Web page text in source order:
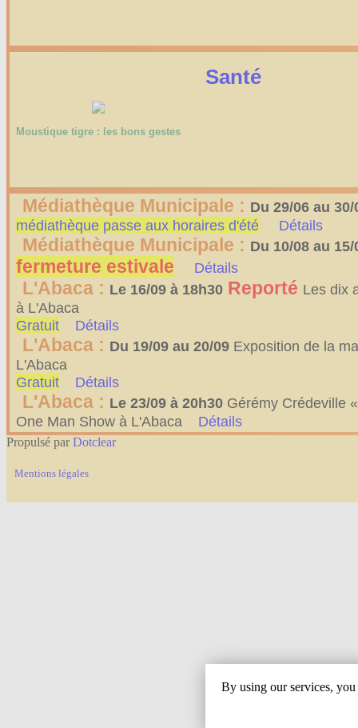
Santé
Moustique tigre : les bons gestes
Médiathèque Municipale : Du 29/06 au 30/
médiathèque passe aux horaires d'été
Détails
Médiathèque Municipale : Du 10/08 au 15/
fermeture estivale Détails
L'Abaca : Le 16/09 à 18h30 Reporté Les dix
à L'Abaca
Gratuit
Détails
L'Abaca : Du 19/09 au 20/09 Exposition de la
L'Abaca
Gratuit
Détails
L'Abaca : Le 23/09 à 20h30 Gérémy Crédeville
One Man Show à L'Abaca Détails
Propulsé parDotclear
Mentions légales
By using our services,